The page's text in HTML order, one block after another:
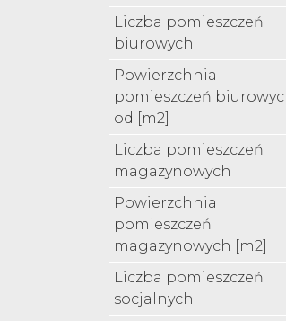
Liczba pomieszczeń
biurowych
Powierzchnia
pomieszczeń
od [m2]
Liczba pomieszczeń
magazynowych
Powierzchnia
pomieszczeń
magazynowych [m2]
Liczba pomieszczeń
socjalnych